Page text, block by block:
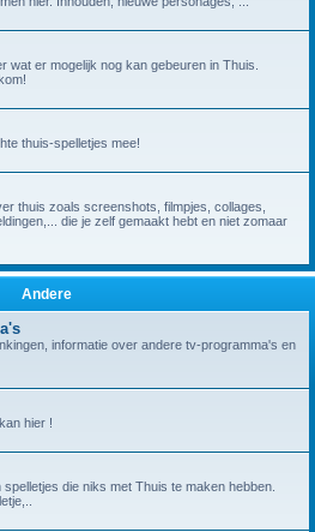
wat er mogelijk nog kan gebeuren in Thuis.
thuis-spelletjes mee!
thuis zoals screenshots, filmpjes, collages,
die je zelf gemaakt hebt en niet zomaar
Andere
informatie over andere tv-programma's en
hier !
die niks met Thuis te maken hebben.